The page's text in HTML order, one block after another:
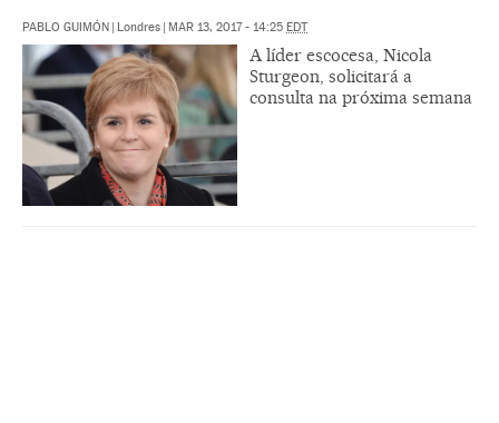
PABLO GUIMÓN | Londres | MAR 13, 2017 - 14:25 EDT
A líder escocesa, Nicola
Sturgeon, solicitará a
consulta na próxima semana